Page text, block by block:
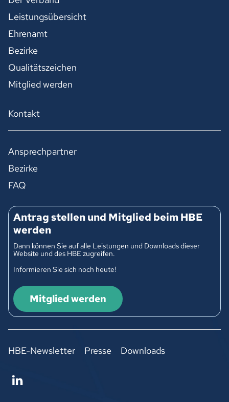
Leistungsübersicht
Ehrenamt
Bezirke
Qualitätszeichen
Mitglied werden
Kontakt
Ansprechpartner
Bezirke
FAQ
Antrag stellen und Mitglied beim HBE
werden
Dann können Sie auf alle Leistungen und Downloads dieser
Website und des HBE zugreifen.
Informieren Sie sich noch heute!
Mitglied werden
HBE-Newsletter Presse Downloads